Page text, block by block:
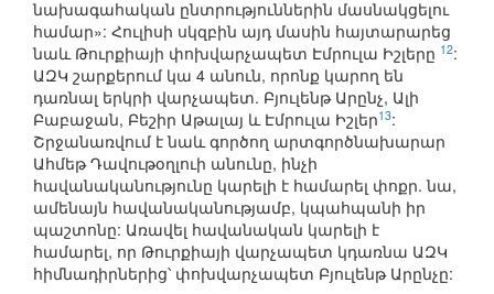
նախագահական ընտրություններին մասնակցելու
համար»: Հուլիսի սկզբին այդ մասին հայտարարեց
նաև Թուրքիայի փոխվարչապետ Էմրուլա Իշլերը 12:
ԱԶԿ շարքերում կա 4 անուն, որոնք կարող են
դառնալ երկրի վարչապետ. Բյուլենթ Արընչ, Ալի
Բաբաջան, Բեշիր Աթալայ և Էմրուլա Իշլեր13:
Շրջանառվում է նաև գործող արտգործնախարար
Ահմեթ Դավութօղլուի անունը, ինչի
հավանականությունը կարելի է համարել փոքր. նա,
ամենայն հավանականությամբ, կպահպանի իր
պաշտոնը: Առավել հավանական կարելի է
համարել, որ Թուրքիայի վարչապետ կդառնա ԱԶԿ
հիմնադիրներից՝ փոխվարչապետ Բյուլենթ Արընչը: